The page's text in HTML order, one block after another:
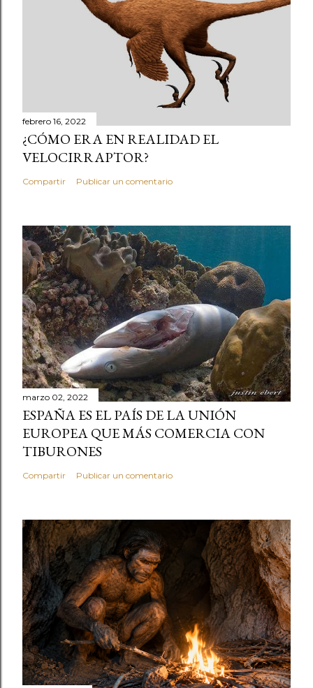
febrero 16, 2022
¿CÓMO ERA EN REALIDAD EL
VELOCIRRAPTOR?
Compartir Publicar un comentario
marzo 02, 2022
ESPAÑA ES EL PAÍS DE LA UNIÓN
EUROPEA QUE MÁS COMERCIA CON
TIBURONES
Compartir Publicar un comentario